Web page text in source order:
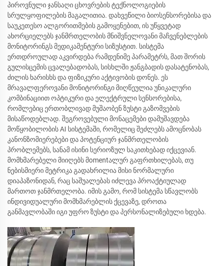
პიროვნული ჯანსაღი ცხოვრების ტექნოლოგიების
სრულყოფილების მაგალითია. დახვეწილი ბიოსენსორებისა და
საუკეთესო ალგორითმების გამოყენებით, ის უწყვეტად
ახორციელებს ჯანმრთელობის მნიშვნელოვანი მაჩვენებლების
მონიტორინგს მედიკამენტური სიზუსტით. სისტემა
ერთდროულად აკვირდება რამდენიმე პარამეტრს, მათ შორის
გულისცემის ცვალებადობას, სისხლში ჟანგბადის დასატენობას,
ძილის ხარისხს და ფიზიკური აქტივობის დონეს. ეს
მრავალფეროვანი მონიტორინგი მიღწეულია უნიკალური
კომბინაციით ოპტიკური და ელექტრული სენსორებისა,
რომლებიც ერთობლივად მუშაობენ ზუსტი გაზომვების
მისაწოდებლად. შეგროვებული მონაცემები დამუშავდება
მოწყობილობის AI სისტემაში, რომელიც შეძლებს ამოცნობას
კანონზომიერებები და პოტენციურ ჯანმრთელობის
პრობლემებს, სანამ ისინი სერიოზულ საკითხებად იქცევიან.
მომხმარებელი მიიღებს მomentალურ გაფრთხილებას, თუ
ნებისმიერი მეტრიკა გადახრილია მისი ნორმალური
დიაპაზონიდან, რაც საშუალებას იძლევა პროაქტიულად
მართოთ ჯანმრთელობა. იმის გამო, რომ სისტემა სწავლობს
ინდივიდუალური მომხმარებლის ქცევაზე, დროთა
განმავლობაში იგი უფრო ზუსტი და პერსონალიზებული ხდება.